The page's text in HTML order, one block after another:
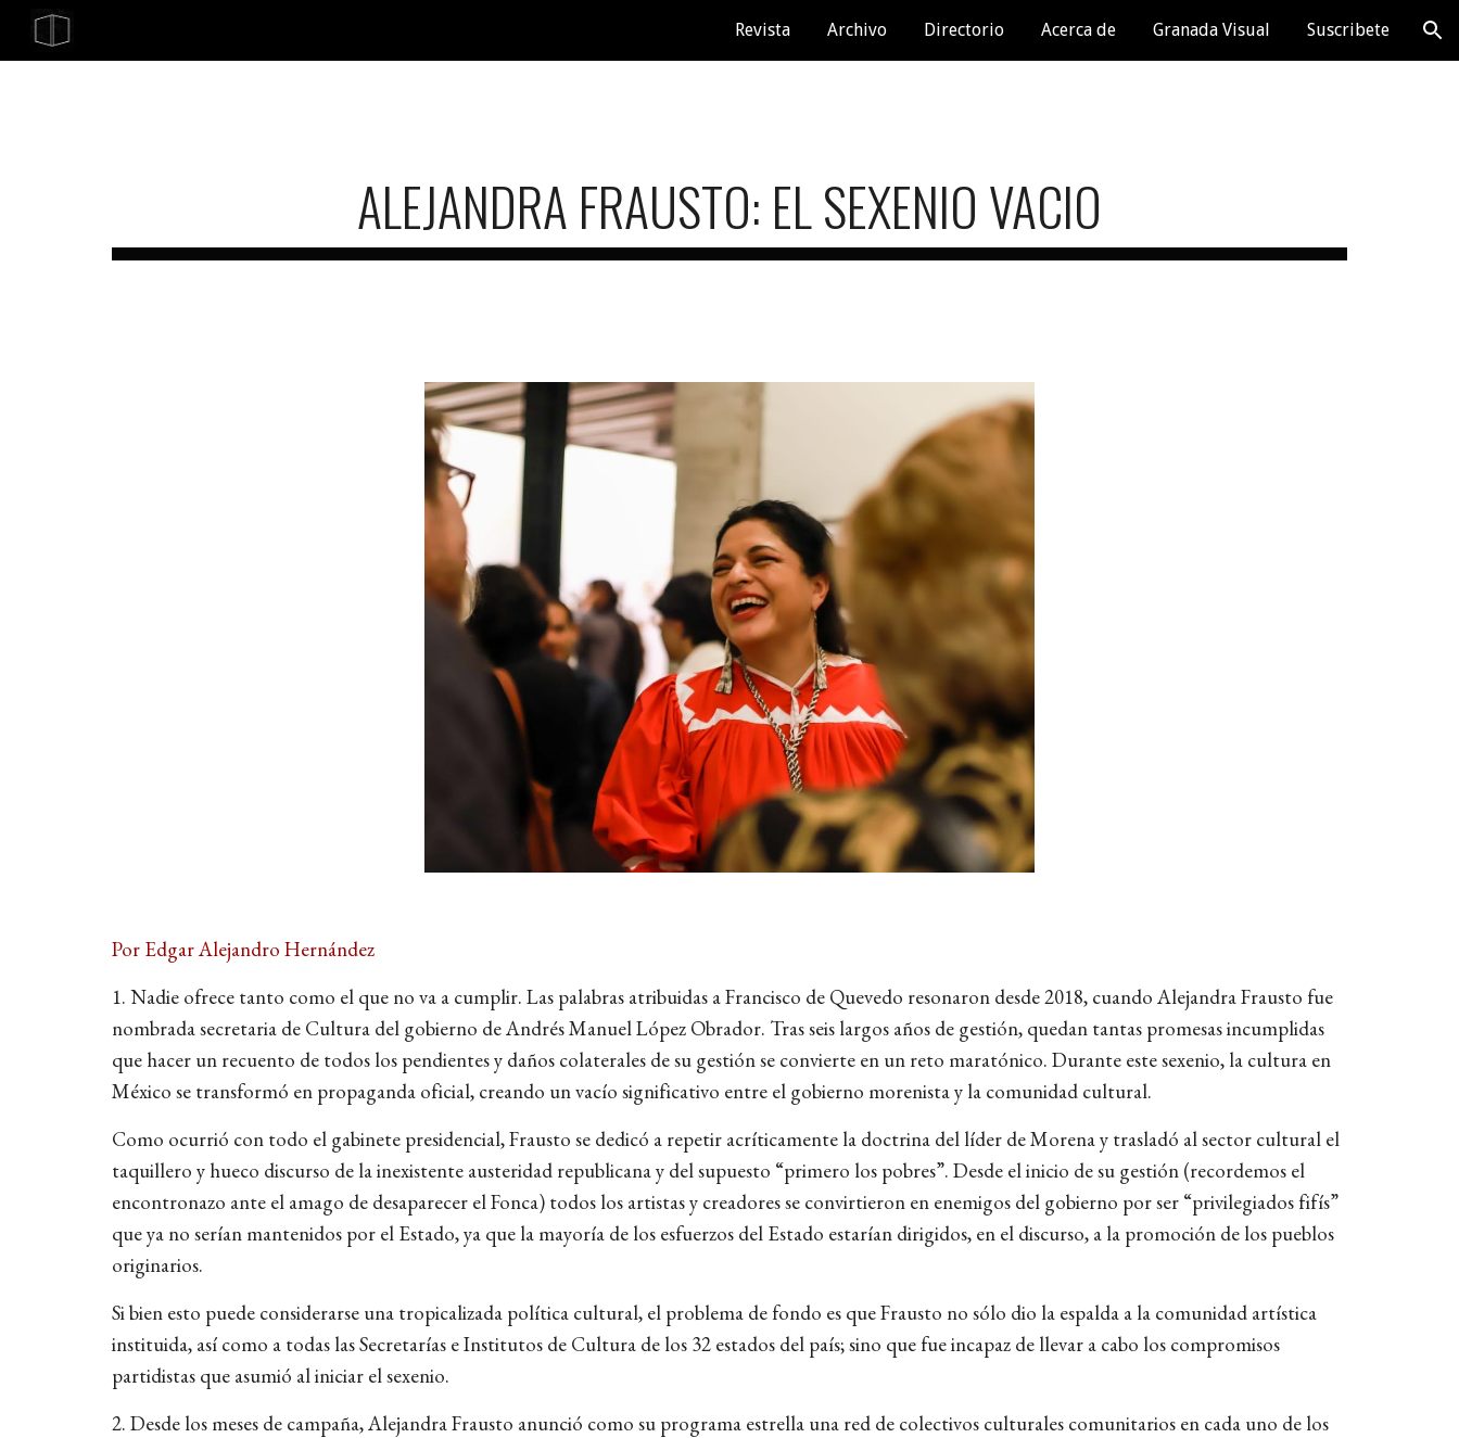
Skip to navigation
Revista Archivo Directorio Acerca de Granada Visual Suscribete
ALEJANDRA FRAUSTO: EL SEXENIO VACIO
Por Edgar Alejandro Hernández
1. Nadie ofrece tanto como el que no va a cumplir. Las palabras atribuidas a Francisco de Quevedo resonaron desde 2018, cuando Alejandra Frausto fue
nombrada secretaria de Cultura del gobierno de Andrés Manuel López Obrador. Tras seis largos años de gestión, quedan tantas promesas incumplidas
que hacer un recuento de todos los pendientes y daños colaterales de su gestión se convierte en un reto maratónico. Durante este sexenio, la cultura en
México se transformó en propaganda oficial, creando un vacío significativo entre el gobierno morenista y la comunidad cultural.
Como ocurrió con todo el gabinete presidencial, Frausto se dedicó a repetir acríticamente la doctrina del líder de Morena y trasladó al sector cultural el
taquillero y hueco discurso de la inexistente austeridad republicana y del supuesto “primero los pobres”. Desde el inicio de su gestión (recordemos el
encontronazo ante el amago de desaparecer el Fonca) todos los artistas y creadores se convirtieron en enemigos del gobierno por ser “privilegiados fifís”
que ya no serían mantenidos por el Estado, ya que la mayoría de los esfuerzos del Estado estarían dirigidos, en el discurso, a la promoción de los pueblos
originarios.
Si bien esto puede considerarse una tropicalizada política cultural, el problema de fondo es que Frausto no sólo dio la espalda a la comunidad artística
instituida, así como a todas las Secretarías e Institutos de Cultura de los 32 estados del país; sino que fue incapaz de llevar a cabo los compromisos
partidistas que asumió al iniciar el sexenio.
2. Desde los meses de campaña, Alejandra Frausto anunció como su programa estrella una red de colectivos culturales comunitarios en cada uno de los